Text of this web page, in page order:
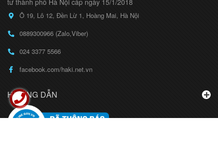
tư thành phố Hà Nội cấp ngày 15/1/2018
Ô 19, Lô 12, Đền Lừ 1, Hoàng Mai, Hà Nội
0889300966 (Zalo,Viber)
024 3377 5566
facebook.com/haki.net.vn
HƯỚNG DẪN